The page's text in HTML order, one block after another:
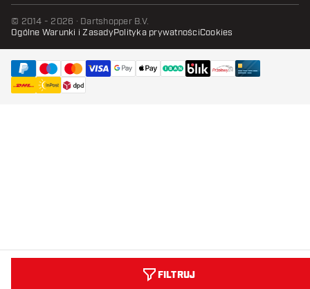
FILTRUJ
© 2014 - 2026 · Dartshopper B.V.
Ogólne Warunki i ZasadyPolityka prywatnościCookies